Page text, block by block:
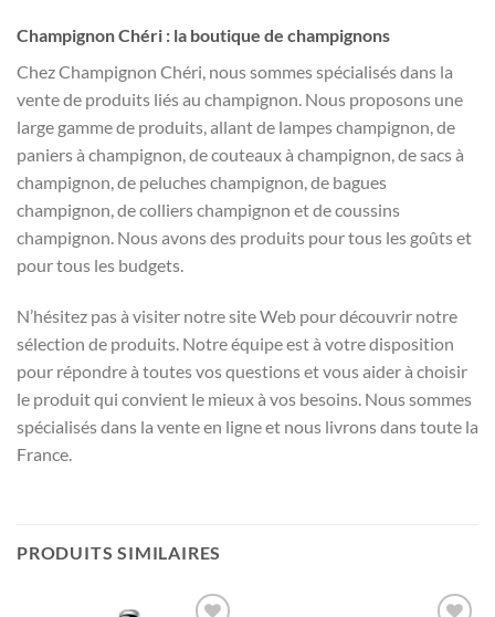
Champignon Chéri : la boutique de champignons
Chez Champignon Chéri, nous sommes spécialisés dans la
vente de produits liés au champignon. Nous proposons une
large gamme de produits, allant de lampes champignon, de
paniers à champignon, de couteaux à champignon, de sacs à
champignon, de peluches champignon, de bagues
champignon, de colliers champignon et de coussins
champignon. Nous avons des produits pour tous les goûts et
pour tous les budgets.
N’hésitez pas à visiter notre site Web pour découvrir notre
sélection de produits. Notre équipe est à votre disposition
pour répondre à toutes vos questions et vous aider à choisir
le produit qui convient le mieux à vos besoins. Nous sommes
spécialisés dans la vente en ligne et nous livrons dans toute la
France.
PRODUITS SIMILAIRES